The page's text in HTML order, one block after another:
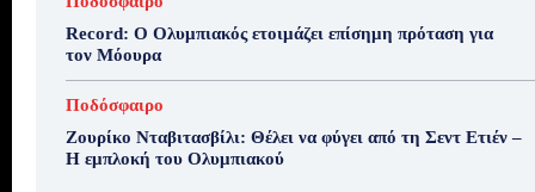
Record: Ο Ολυμπιακός ετοιμάζει επίσημη πρόταση για
τον Μόουρα
Ποδόσφαιρο
Ζουρίκο Νταβιτασβίλι: Θέλει να φύγει από τη Σεντ Ετιέν –
Η εμπλοκή του Ολυμπιακού